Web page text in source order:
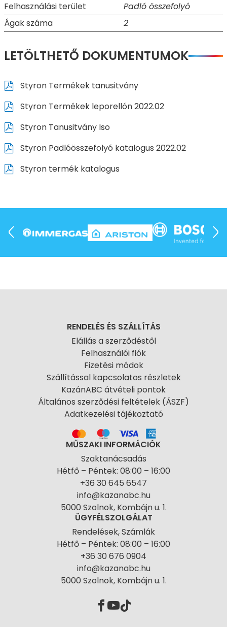
Felhasználási terület
Padló összefolyó
Ágak száma
2
LETÖLTHETŐ DOKUMENTUMOK
Styron Termékek tanusitvány
Styron Termékek leporellón 2022.02
Styron Tanusitvány Iso
Styron Padlóösszefolyó katalogus 2022.02
Styron termék katalogus
RENDELÉS ÉS SZÁLLÍTÁS
Elállás a szerződéstől
Felhasználói fiók
Fizetési módok
Szállítással kapcsolatos részletek
KazánABC átvételi pontok
Általános szerződési feltételek (ÁSZF)
Adatkezelési tájékoztató
MŰSZAKI INFORMÁCIÓK
Szaktanácsadás
Hétfő – Péntek: 08:00 – 16:00
+36 30 645 6547
info@kazanabc.hu
5000 Szolnok, Kombájn u. 1.
ÜGYFÉLSZOLGÁLAT
Rendelések, Számlák
Hétfő – Péntek: 08:00 – 16:00
+36 30 676 0904
info@kazanabc.hu
5000 Szolnok, Kombájn u. 1.